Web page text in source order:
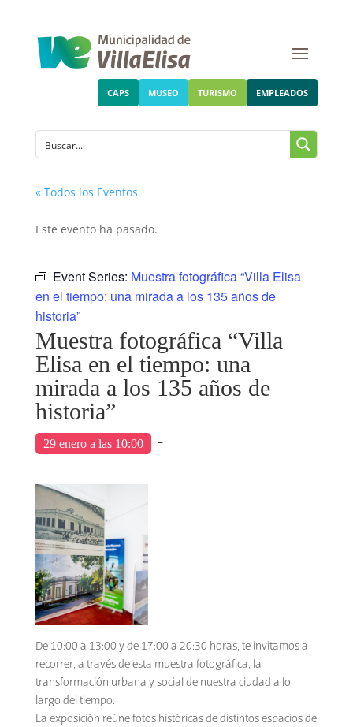
CAPS MUSEO TURISMO EMPLEADOS
« Todos los Eventos
Este evento ha pasado.
Event Series: Muestra fotográfica “Villa Elisa
en el tiempo: una mirada a los 135 años de
historia”
Muestra fotográfica “Villa
Elisa en el tiempo: una
mirada a los 135 años de
historia”
29 enero a las 10:00 -
De 10:00 a 13:00 y de 17:00 a 20:30 horas, te invitamos a
recorrer, a través de esta muestra fotográfica, la
transformación urbana y social de nuestra ciudad a lo
largo del tiempo.
La exposición reúne fotos históricas de distintos espacios de